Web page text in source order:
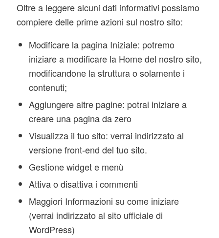
Oltre a leggere alcuni dati informativi possiamo
compiere delle prime azioni sul nostro sito:
Modificare la pagina Iniziale: potremo
iniziare a modificare la Home del nostro sito,
modificandone la struttura o solamente i
contenuti;
Aggiungere altre pagine: potrai iniziare a
creare una pagina da zero
Visualizza il tuo sito: verrai indirizzato al
versione front-end del tuo sito.
Gestione widget e menù
Attiva o disattiva i commenti
Maggiori Informazioni su come iniziare
(verrai indirizzato al sito ufficiale di
WordPress)